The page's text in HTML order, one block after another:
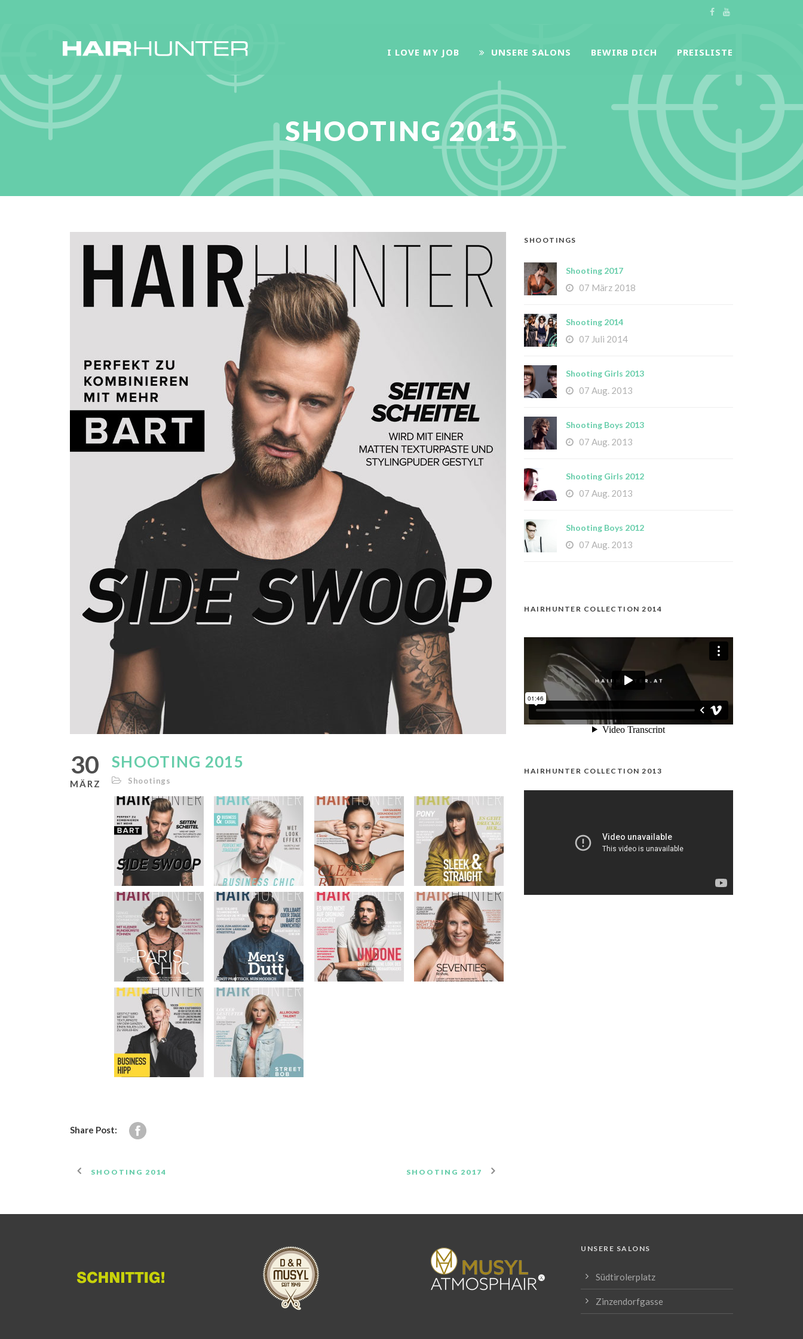
I LOVE MY JOB UNSERE SALONS BEWIRB DICH PREISLISTE
SHOOTING 2015
30
MÄRZ
SHOOTING 2015
Shootings
Share Post:
SHOOTING 2014 SHOOTING 2017
SHOOTINGS
Shooting 2017
07 März 2018
Shooting 2014
07 Juli 2014
Shooting Girls 2013
07 Aug. 2013
Shooting Boys 2013
07 Aug. 2013
Shooting Girls 2012
07 Aug. 2013
Shooting Boys 2012
07 Aug. 2013
HAIRHUNTER COLLECTION 2014
HAIRHUNTER COLLECTION 2013
UNSERE SALONS
Südtirolerplatz
Zinzendorfgasse